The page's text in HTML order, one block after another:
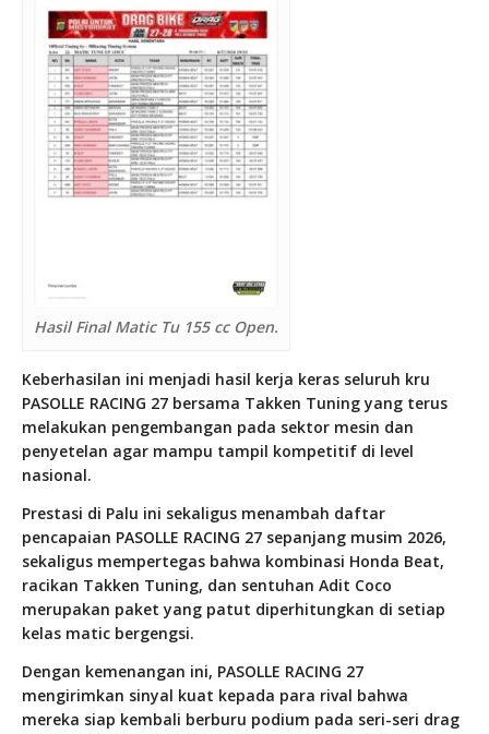
Hasil Final Matic Tu 155 cc Open.
Keberhasilan ini menjadi hasil kerja keras seluruh kru
PASOLLE RACING 27 bersama Takken Tuning yang terus
melakukan pengembangan pada sektor mesin dan
penyetelan agar mampu tampil kompetitif di level
nasional.
Prestasi di Palu ini sekaligus menambah daftar
pencapaian PASOLLE RACING 27 sepanjang musim 2026,
sekaligus mempertegas bahwa kombinasi Honda Beat,
racikan Takken Tuning, dan sentuhan Adit Coco
merupakan paket yang patut diperhitungkan di setiap
kelas matic bergengsi.
Dengan kemenangan ini, PASOLLE RACING 27
mengirimkan sinyal kuat kepada para rival bahwa
mereka siap kembali berburu podium pada seri-seri drag